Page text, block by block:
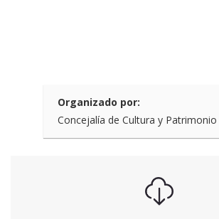
Organizado por:
Concejalía de Cultura y